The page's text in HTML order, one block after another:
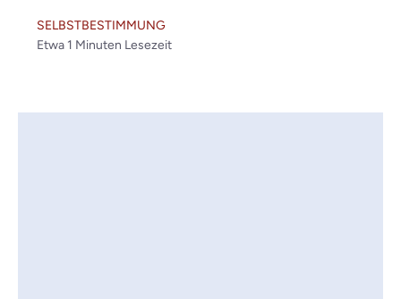
SELBSTBESTIMMUNG
Etwa 1 Minuten Lesezeit